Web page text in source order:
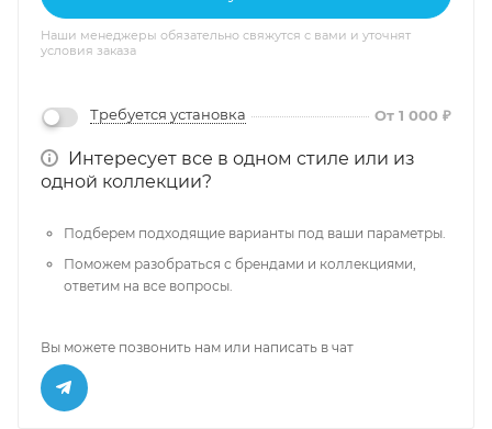
Наши менеджеры обязательно свяжутся с вами и уточнят
условия заказа
Требуется установка От 1 000 ₽
Интересует все в одном стиле или из
одной коллекции?
Подберем подходящие варианты под ваши параметры.
Поможем разобраться с брендами и коллекциями,
ответим на все вопросы.
Вы можете позвонить нам или написать в чат